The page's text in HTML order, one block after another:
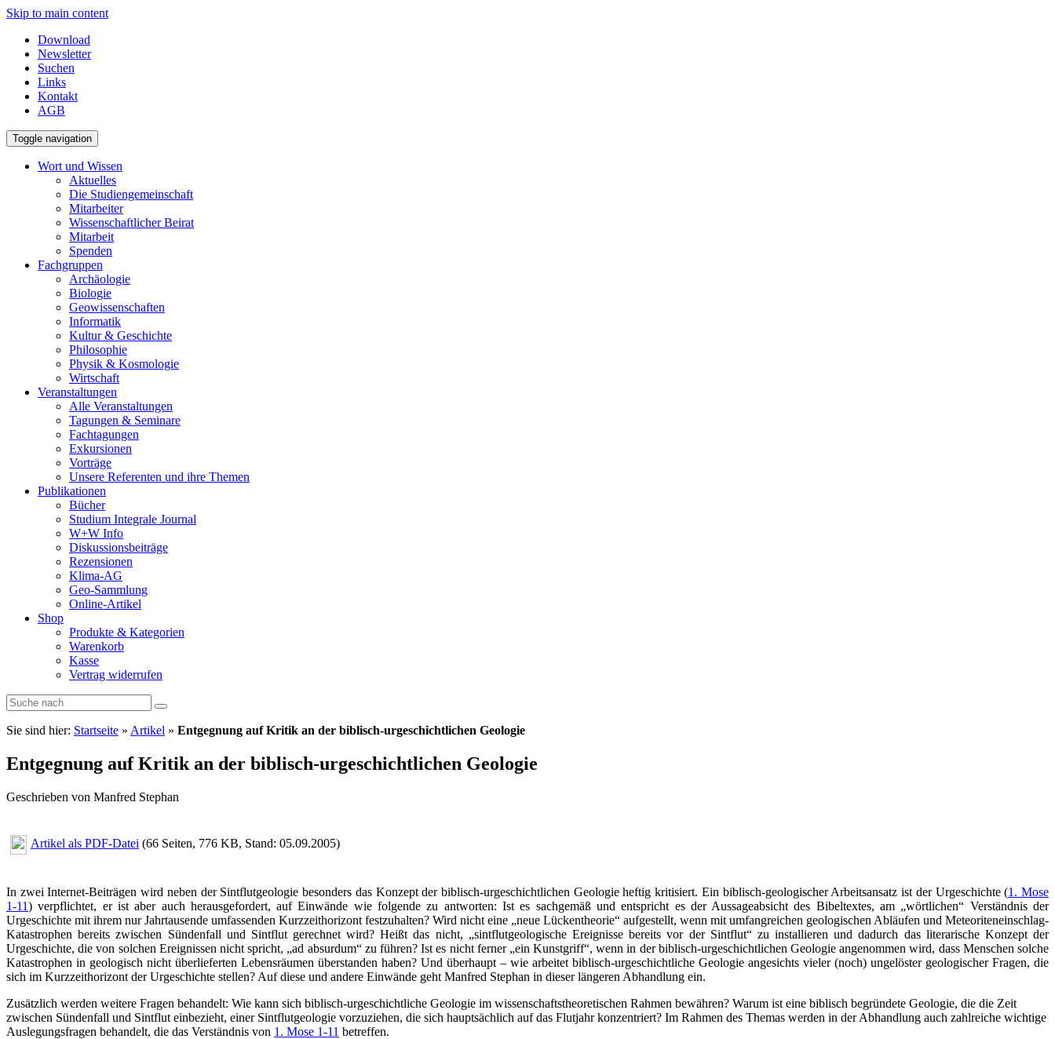
Skip to main content
Download
Newsletter
Suchen
Links
Kontakt
AGB
Toggle navigation
Wort und Wissen
Aktuelles
Die Studiengemeinschaft
Mitarbeiter
Wissenschaftlicher Beirat
Mitarbeit
Spenden
Fachgruppen
Archäologie
Biologie
Geowissenschaften
Informatik
Kultur & Geschichte
Philosophie
Physik & Kosmologie
Wirtschaft
Veranstaltungen
Alle Veranstaltungen
Tagungen & Seminare
Fachtagungen
Exkursionen
Vorträge
Unsere Referenten und ihre Themen
Publikationen
Bücher
Studium Integrale Journal
W+W Info
Diskussionsbeiträge
Rezensionen
Klima-AG
Geo-Sammlung
Online-Artikel
Shop
Produkte & Kategorien
Warenkorb
Kasse
Vertrag widerrufen
Sie sind hier: Startseite » Artikel » Entgegnung auf Kritik an der biblisch-urgeschichtlichen Geologie
Entgegnung auf Kritik an der biblisch-urgeschichtlichen Geologie
Geschrieben von Manfred Stephan
Artikel als PDF-Datei (66 Seiten, 776 KB, Stand: 05.09.2005)
In zwei Internet-Beiträgen wird neben der Sintflutgeologie besonders das Konzept der biblisch-urgeschichtlichen Geologie heftig kritisiert. Ein biblisch-geologischer Arbeitsansatz ist der Urgeschichte (1. Mose
1-11) verpflichtet, er ist aber auch herausgefordert, auf Einwände wie folgende zu antworten: Ist es sachgemäß und entspricht es der Aussageabsicht des Bibeltextes, am „wörtlichen“ Verständnis der
Urgeschichte mit ihrem nur Jahrtausende umfassenden Kurzzeithorizont festzuhalten? Wird nicht eine „neue Lückentheorie“ aufgestellt, wenn mit umfangreichen geologischen Abläufen und Meteoriteneinschlag-
Katastrophen bereits zwischen Sündenfall und Sintflut gerechnet wird? Heißt das nicht, „sintflutgeologische Ereignisse bereits vor der Sintflut“ zu installieren und dadurch das literarische Konzept der
Urgeschichte, die von solchen Ereignissen nicht spricht, „ad absurdum“ zu führen? Ist es nicht ferner „ein Kunstgriff“, wenn in der biblisch-urgeschichtlichen Geologie angenommen wird, dass Menschen solche
Katastrophen in geologisch nicht überlieferten Lebensräumen überstanden haben? Und überhaupt – wie arbeitet biblisch-urgeschichtliche Geologie angesichts vieler (noch) ungelöster geologischer Fragen, die
sich im Kurzzeithorizont der Urgeschichte stellen? Auf diese und andere Einwände geht Manfred Stephan in dieser längeren Abhandlung ein.
Zusätzlich werden weitere Fragen behandelt: Wie kann sich biblisch-urgeschichtliche Geologie im wissenschaftstheoretischen Rahmen bewähren? Warum ist eine biblisch begründete Geologie, die die Zeit
zwischen Sündenfall und Sintflut einbezieht, einer Sintflutgeologie vorzuziehen, die sich hauptsächlich auf das Flutjahr konzentriert? Im Rahmen des Themas werden in der Abhandlung auch zahlreiche wichtige
Auslegungsfragen behandelt, die das Verständnis von 1. Mose 1-11 betreffen.